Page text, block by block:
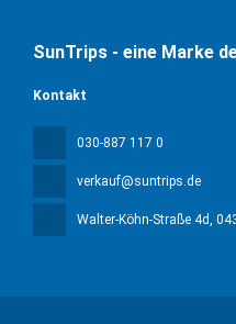
SunTrips - eine Marke
Kontakt
030-887 117 0
verkauf@suntrips.de
Walter-Köhn-Straße 4d ,